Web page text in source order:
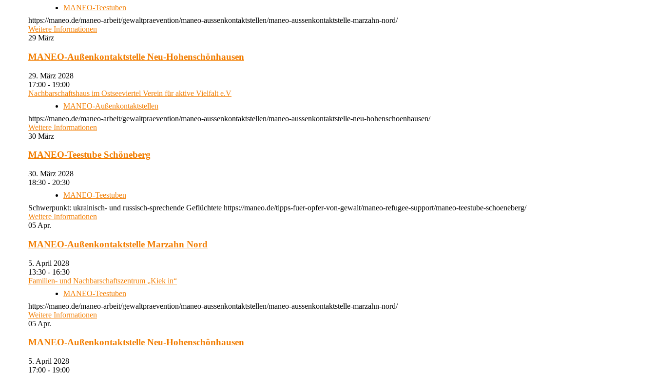
MANEO-Teestuben
https://maneo.de/maneo-arbeit/gewaltpraevention/maneo-aussenkontaktstellen/maneo-aussenkontaktstelle-marzahn-nord/
Weitere Informationen
29 März
MANEO-Außenkontaktstelle Neu-Hohenschönhausen
29. März 2028
17:00 - 19:00
Nachbarschaftshaus im Ostseeviertel Verein für aktive Vielfalt e.V
MANEO-Außenkontaktstellen
https://maneo.de/maneo-arbeit/gewaltpraevention/maneo-aussenkontaktstellen/maneo-aussenkontaktstelle-neu-hohenschoenhausen/
Weitere Informationen
30 März
MANEO-Teestube Schöneberg
30. März 2028
18:30 - 20:30
MANEO-Teestuben
Schwerpunkt: ukrainisch- und russisch-sprechende Geflüchtete https://maneo.de/tipps-fuer-opfer-von-gewalt/maneo-refugee-support/maneo-teestube-schoeneberg/
Weitere Informationen
05 Apr.
MANEO-Außenkontaktstelle Marzahn Nord
5. April 2028
13:30 - 16:30
Familien- und Nachbarschaftszentrum „Kiek in“
MANEO-Teestuben
https://maneo.de/maneo-arbeit/gewaltpraevention/maneo-aussenkontaktstellen/maneo-aussenkontaktstelle-marzahn-nord/
Weitere Informationen
05 Apr.
MANEO-Außenkontaktstelle Neu-Hohenschönhausen
5. April 2028
17:00 - 19:00